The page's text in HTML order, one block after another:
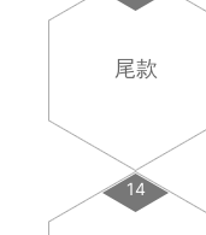
尾款
14